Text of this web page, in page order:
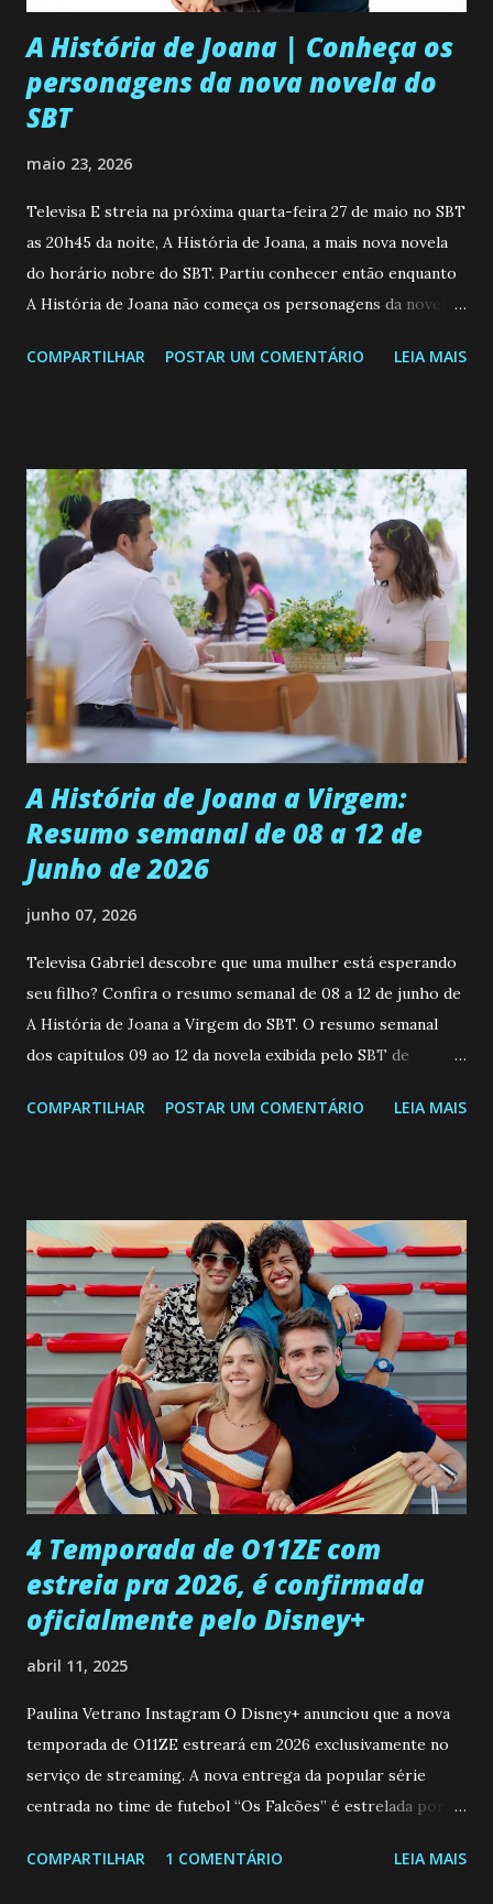
A História de Joana | Conheça os
personagens da nova novela do
SBT
maio 23, 2026
Televisa E streia na próxima quarta-feira 27 de maio no SBT
as 20h45 da noite, A História de Joana, a mais nova novela
do horário nobre do SBT. Partiu conhecer então enquanto
A História de Joana não começa os personagens da novela?
de 25/05/26 a 31/05/26 JOANA GUADALUPE (Camila
permanecer virgem até encontrar o homem que realmente
ama, o que não é fácil, já que dedica todas as suas energias a
se aprimorar, trabalhando, estudando e se orgulhando de
ser a primeira mulher da família a ingressar na
universidade. Ela tem uma personalidade muito alegre, é
muito madura para a idade, determinada, criativa e
empática. Detesta injustiças e é uma ótima amiga. Pode ser
teimosa e muito persistente quando decide fazer algo.
Durante um exame ginecológico, ela é inseminada por eng...
COMPARTILHAR POSTAR UM COMENTÁRIO LEIA MAIS
A História de Joana a Virgem:
Resumo semanal de 08 a 12 de
Junho de 2026
junho 07, 2026
Televisa Gabriel descobre que uma mulher está esperando
seu filho? Confira o resumo semanal de 08 a 12 de junho de
A História de Joana a Virgem do SBT. O resumo semanal
dos capitulos 09 ao 12 da novela exibida pelo SBT de
a Programação Semanal do SBT de 08/06/26 a 14/06/26
confessa a Gabriel que ele demonstrou ser o tipo de
pessoa que ela tanto desejou durante toda a vida. Camila
entra no quarto de Gabriel e imagina como seria o
encontro deles, quando conseguir seduzi-lo. Manuel avisa a
Paula sobre a suposta infidelidade de Gabriel com Joana.
Rogerio consegue se livrar de todas as suspeitas pelo
desaparecimento de Francisco, apontando que ele poderia
ter sido vítima da fúria de Gabriel. Artur informa a Gabriel
que a clínica inseminou por engano outra paciente, que está
...
COMPARTILHAR POSTAR UM COMENTÁRIO LEIA MAIS
4 Temporada de O11ZE com
estreia pra 2026, é confirmada
oficialmente pelo Disney+
abril 11, 2025
Paulina Vetrano Instagram O Disney+ anunciou que a nova
temporada de O11ZE estreará em 2026 exclusivamente no
serviço de streaming. A nova entrega da popular série
centrada no time de futebol “Os Falcões” é estrelada por
Brum (Dedé), que voltam a interpretar seus personagens
COMPARTILHAR 1 COMENTÁRIO LEIA MAIS